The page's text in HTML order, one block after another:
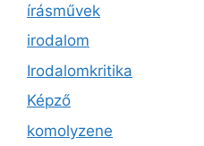
írásművek
irodalom
Irodalomkritika
Képző
komolyzene